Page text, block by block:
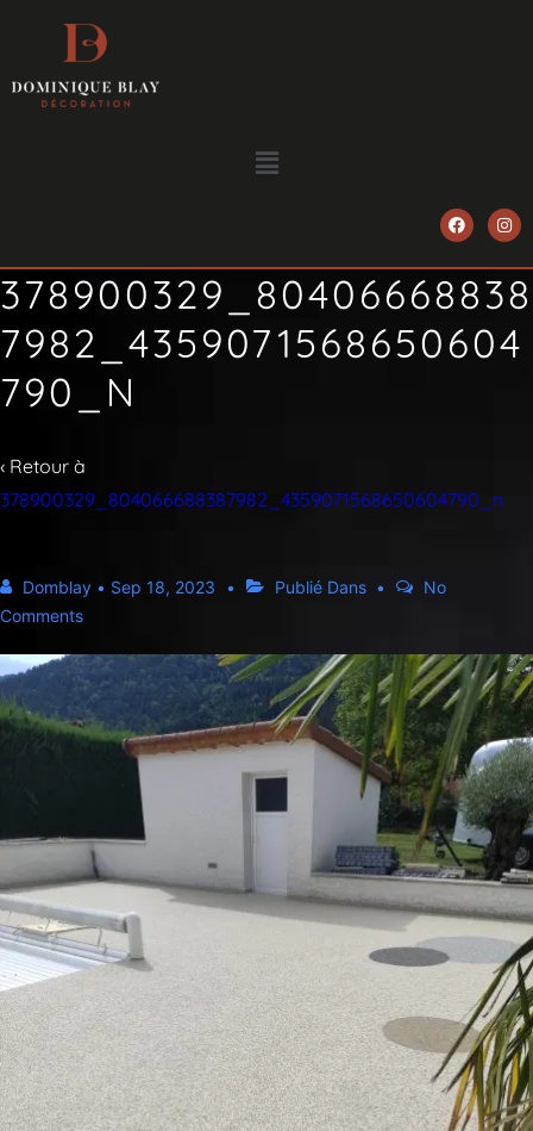
378900329_80406668838
7982_4359071568650604
790_N
‹ Retour à
378900329_804066688387982_4359071568650604790_n
Domblay • Sep 18, 2023 Publié Dans
No
Comments